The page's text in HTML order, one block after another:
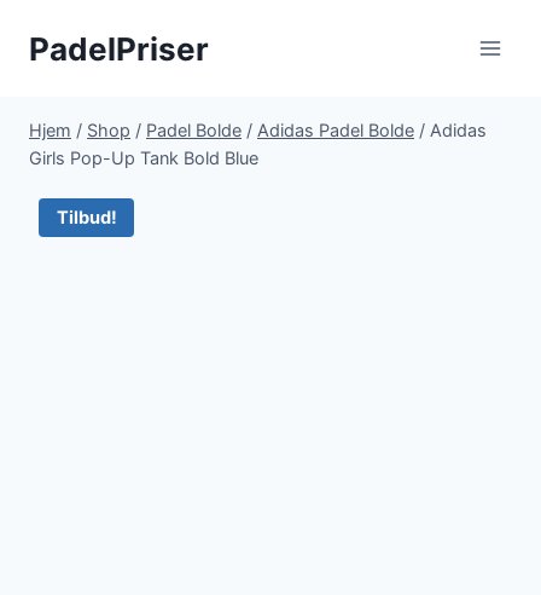
PadelPriser
Hjem / Shop / Padel Bolde / Adidas Padel Bolde / Adidas
Girls Pop-Up Tank Bold Blue
Tilbud!